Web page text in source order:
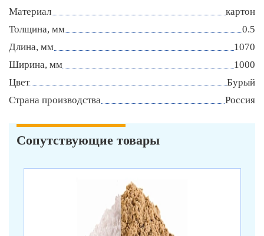
Материал
картон
Толщина, мм
0.5
Длина, мм
1070
Ширина, мм
1000
Цвет
Бурый
Страна производства
Россия
Сопутствующие товары